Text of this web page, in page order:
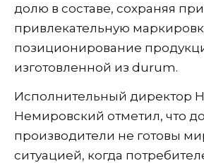
долю в составе, сохраняя
привлекательную
позиционирование
изготовленной из durum.
Исполнительный директор
Немировский отметил, что
производители не готовы
ситуацией, когда